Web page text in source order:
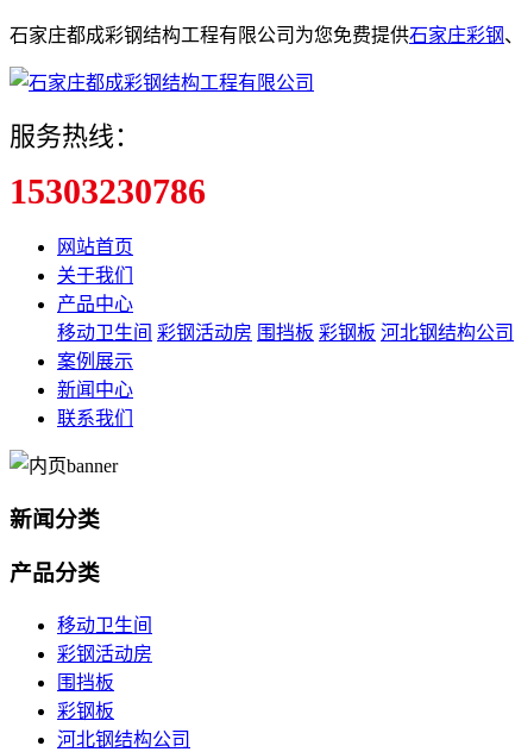
石家庄都成彩钢结构工程有限公司为您免费提供石家庄彩钢、
服务热线：
15303230786
网站首页
关于我们
产品中心
移动卫生间 彩钢活动房 围挡板 彩钢板 河北钢结构公司
案例展示
新闻中心
联系我们
新闻分类
产品分类
移动卫生间
彩钢活动房
围挡板
彩钢板
河北钢结构公司